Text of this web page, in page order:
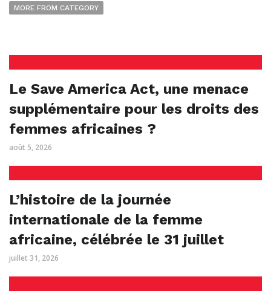
MORE FROM CATEGORY
Le Save America Act, une menace
supplémentaire pour les droits des
femmes africaines ?
août 5, 2026
L’histoire de la journée
internationale de la femme
africaine, célébrée le 31 juillet
juillet 31, 2026